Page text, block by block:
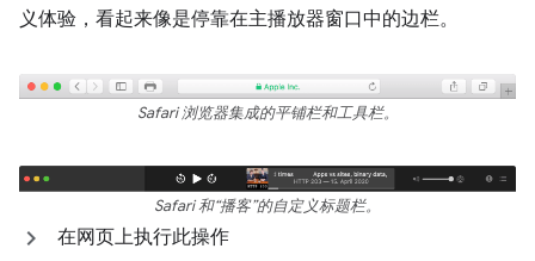
义体验，看起来像是停靠在主播放器窗口中的边栏。
Safari 浏览器集成的平铺栏和工具栏。
Safari 和“播客”的自定义标题栏。
在网页上执行此操作